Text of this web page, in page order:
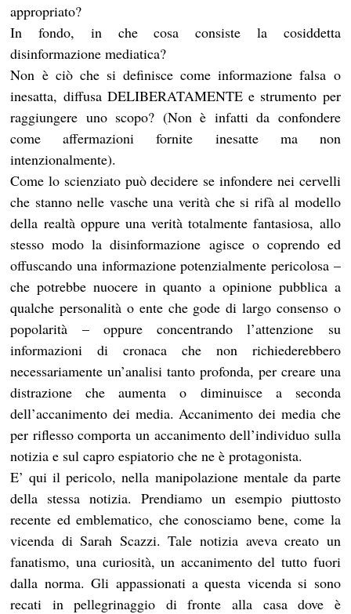
appropriato?
In fondo, in che cosa consiste la cosiddetta
disinformazione mediatica?
Non è ciò che si definisce come informazione falsa o
inesatta, diffusa DELIBERATAMENTE e strumento per
raggiungere uno scopo? (Non è infatti da confondere
come affermazioni fornite inesatte ma non
intenzionalmente).
Come lo scienziato può decidere se infondere nei cervelli
che stanno nelle vasche una verità che si rifà al modello
della realtà oppure una verità totalmente fantasiosa, allo
stesso modo la disinformazione agisce o coprendo ed
offuscando una informazione potenzialmente pericolosa –
che potrebbe nuocere in quanto a opinione pubblica a
qualche personalità o ente che gode di largo consenso o
popolarità – oppure concentrando l’attenzione su
informazioni di cronaca che non richiederebbero
necessariamente un’analisi tanto profonda, per creare una
distrazione che aumenta o diminuisce a seconda
dell’accanimento dei media. Accanimento dei media che
per riflesso comporta un accanimento dell’individuo sulla
notizia e sul capro espiatorio che ne è protagonista.
E’ qui il pericolo, nella manipolazione mentale da parte
della stessa notizia. Prendiamo un esempio piuttosto
recente ed emblematico, che conosciamo bene, come la
vicenda di Sarah Scazzi. Tale notizia aveva creato un
fanatismo, una curiosità, un accanimento del tutto fuori
dalla norma. Gli appassionati a questa vicenda si sono
recati in pellegrinaggio di fronte alla casa dove è